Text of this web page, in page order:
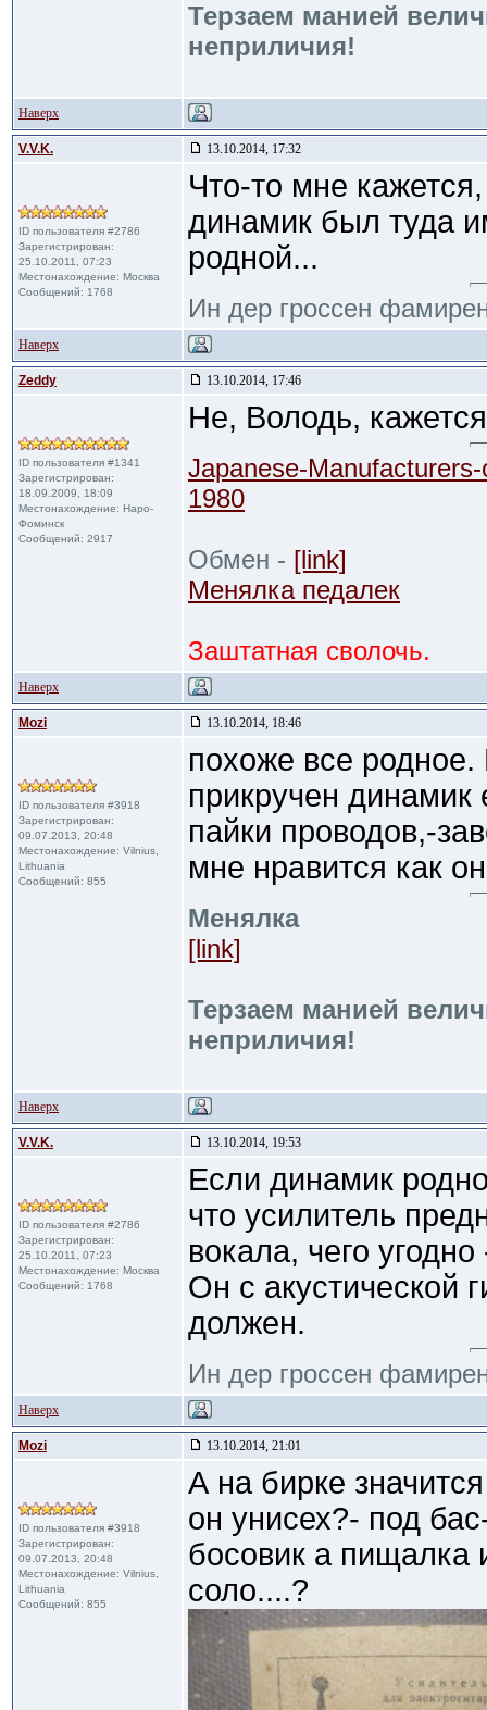
Терзаем манией
неприличия!
Наверх
V.V.K. 13.10.2014, 17:32
ID пользователя #2786
Зарегистрирован:
25.10.2011, 07:23
Местонахождение: Москва
Сообщений: 1768
Что-то мне
динамик был туда
родной...
Ин дер гроссен
Наверх
Zeddy 13.10.2014, 17:46
ID пользователя #1341
Зарегистрирован:
18.09.2009, 18:09
Местонахождение: Наро-
Фоминск
Сообщений: 2917
Не, Володь,
Japanese-
1980
Обмен - [link]
Менялка педалек
Заштатная сволочь.
Наверх
Mozi 13.10.2014, 18:46
ID пользователя #3918
Зарегистрирован:
09.07.2013, 20:48
Местонахождение: Vilnius,
Lithuania
Сообщений: 855
похоже все
прикручен динамик
пайки проводов,-
мне нравится как
Менялка
[link]
Терзаем манией
неприличия!
Наверх
V.V.K. 13.10.2014, 19:53
ID пользователя #2786
Зарегистрирован:
25.10.2011, 07:23
Местонахождение: Москва
Сообщений: 1768
Если динамик
что усилитель
вокала, чего
Он с акустической
должен.
Ин дер гроссен
Наверх
Mozi 13.10.2014, 21:01
ID пользователя #3918
Зарегистрирован:
09.07.2013, 20:48
Местонахождение: Vilnius,
Lithuania
Сообщений: 855
А на бирке
он унисех?- под
босовик а пищалка
соло....?